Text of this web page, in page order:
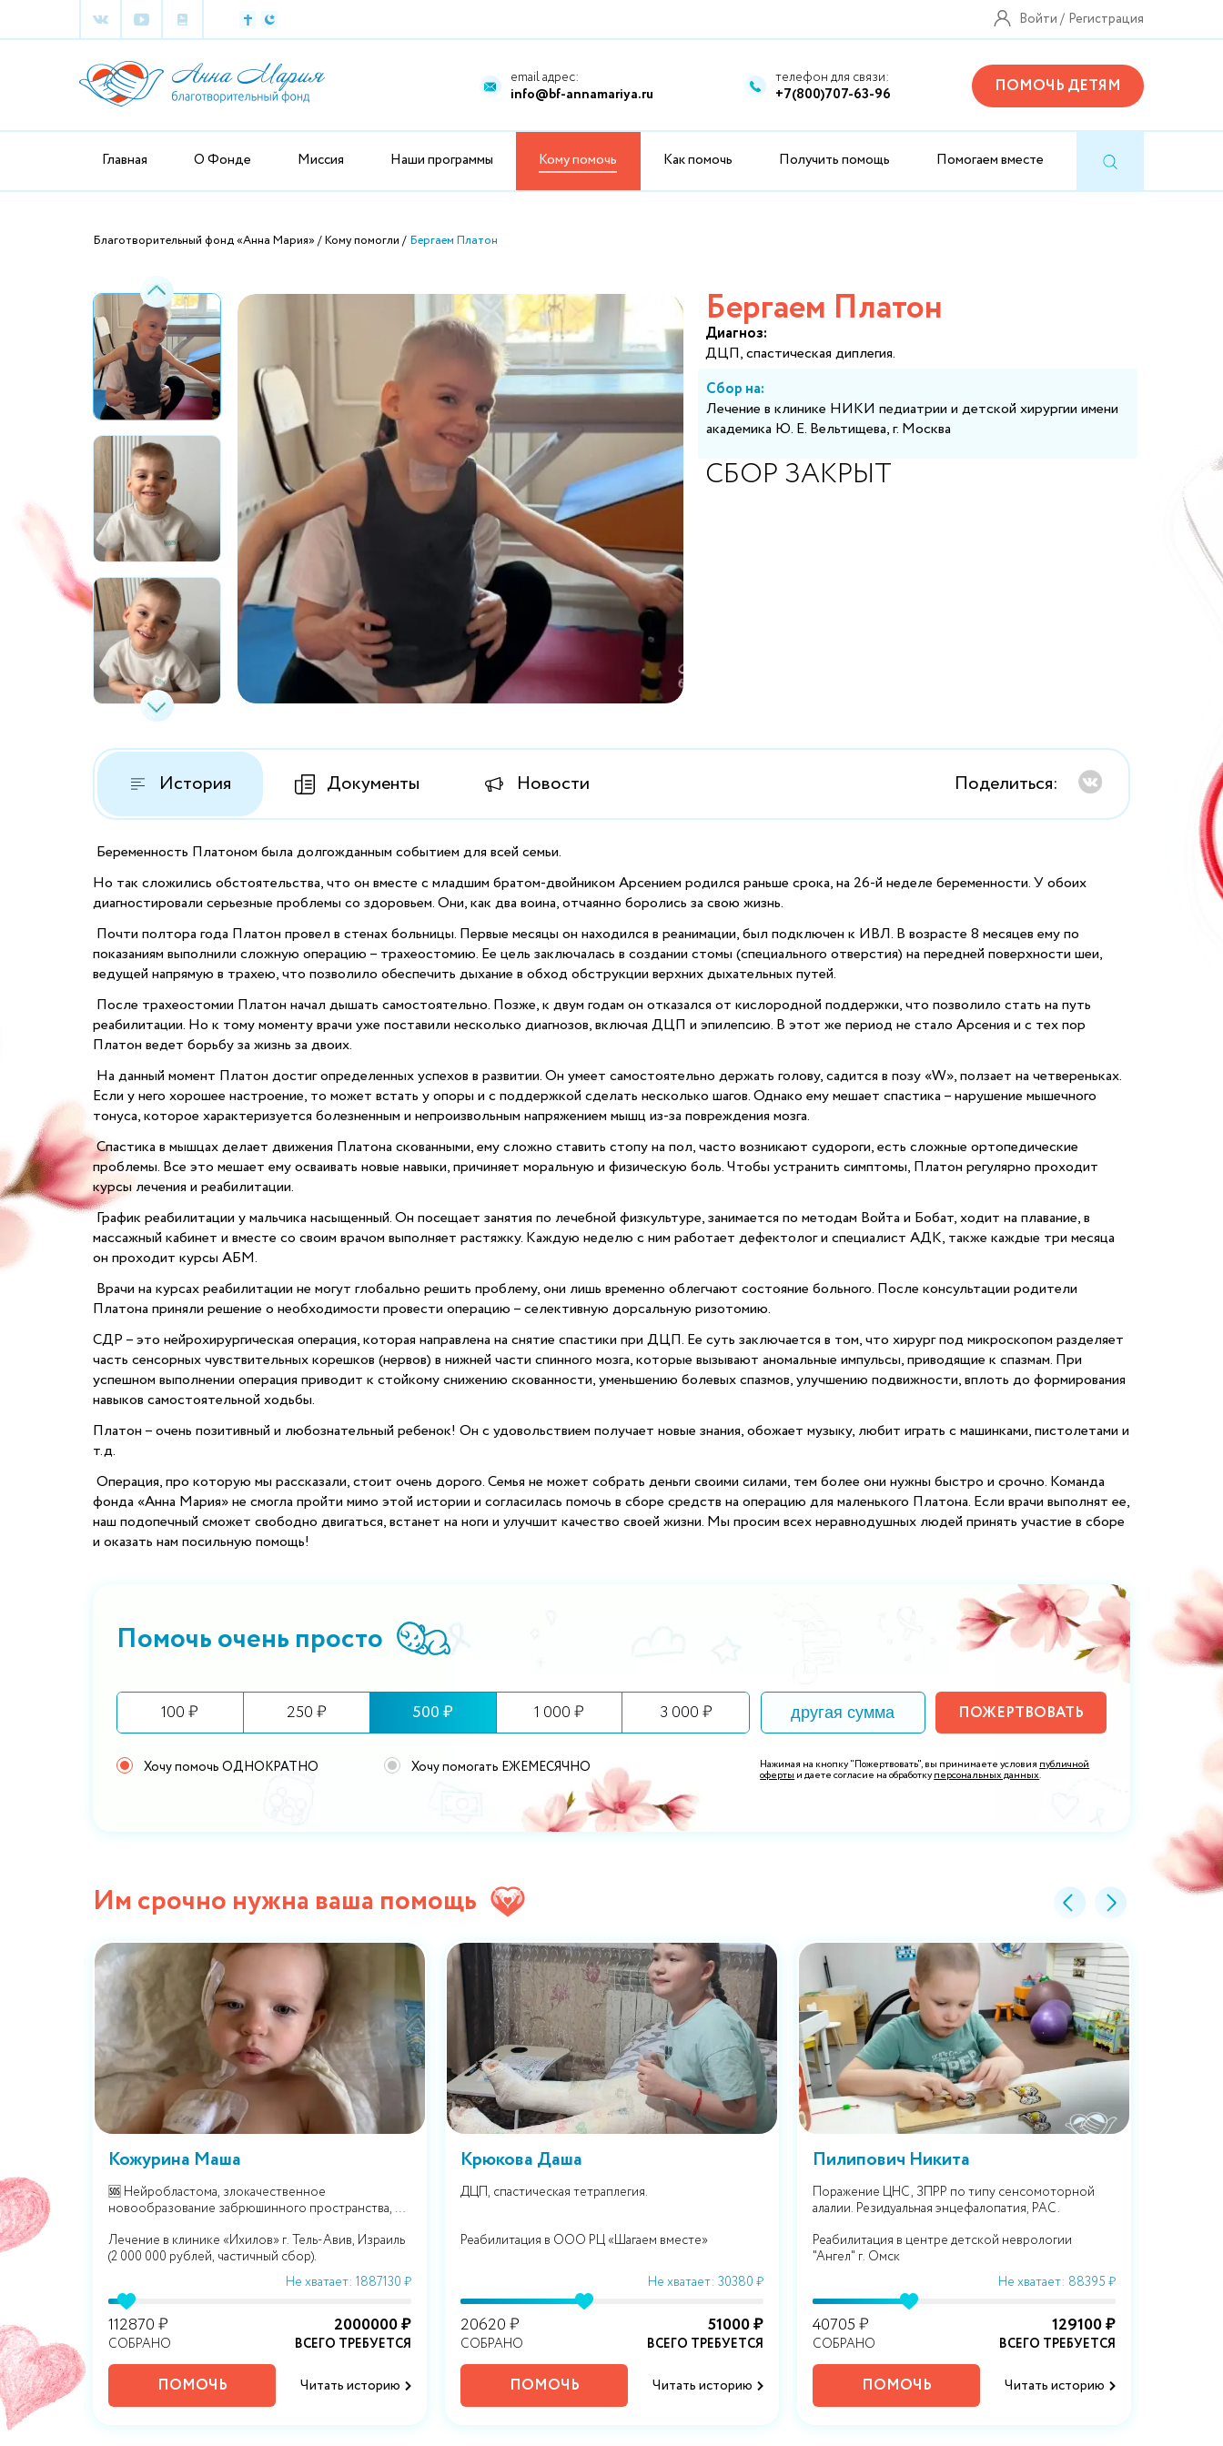
Войти Регистрация
email адрес:
info@bf-annamariya.ru
телефон для связи:
+7(800)707-63-96 ПОМОЧЬ ДЕТЯМ
Главная О Фонде Миссия Наши программы Кому помочь Как помочь Получить помощь Помогаем вместе
Благотворительный фонд «Анна Мария» Кому помогли Бергаем Платон
Бергаем Платон
Диагноз:
ДЦП, спастическая диплегия.
Сбор на:
Лечение в клинике НИКИ педиатрии и детской хирургии имени
академика Ю. Е. Вельтищева, г. Москва
СБОР ЗАКРЫТ
История Документы Новости Поделиться:
Беременность Платоном была долгожданным событием для всей семьи.
Но так сложились обстоятельства, что он вместе с младшим братом-двойником Арсением родился раньше срока, на 26-й неделе беременности. У обоих
диагностировали серьезные проблемы со здоровьем. Они, как два воина, отчаянно боролись за свою жизнь.
Почти полтора года Платон провел в стенах больницы. Первые месяцы он находился в реанимации, был подключен к ИВЛ. В возрасте 8 месяцев ему по
показаниям выполнили сложную операцию – трахеостомию. Ее цель заключалась в создании стомы (специального отверстия) на передней поверхности шеи,
ведущей напрямую в трахею, что позволило обеспечить дыхание в обход обструкции верхних дыхательных путей.
После трахеостомии Платон начал дышать самостоятельно. Позже, к двум годам он отказался от кислородной поддержки, что позволило стать на путь
реабилитации. Но к тому моменту врачи уже поставили несколько диагнозов, включая ДЦП и эпилепсию. В этот же период не стало Арсения и с тех пор
Платон ведет борьбу за жизнь за двоих.
На данный момент Платон достиг определенных успехов в развитии. Он умеет самостоятельно держать голову, садится в позу «W», ползает на четвереньках.
Если у него хорошее настроение, то может встать у опоры и с поддержкой сделать несколько шагов. Однако ему мешает спастика – нарушение мышечного
тонуса, которое характеризуется болезненным и непроизвольным напряжением мышц из-за повреждения мозга.
Спастика в мышцах делает движения Платона скованными, ему сложно ставить стопу на пол, часто возникают судороги, есть сложные ортопедические
проблемы. Все это мешает ему осваивать новые навыки, причиняет моральную и физическую боль. Чтобы устранить симптомы, Платон регулярно проходит
курсы лечения и реабилитации.
График реабилитации у мальчика насыщенный. Он посещает занятия по лечебной физкультуре, занимается по методам Войта и Бобат, ходит на плавание, в
массажный кабинет и вместе со своим врачом выполняет растяжку. Каждую неделю с ним работает дефектолог и специалист АДК, также каждые три месяца
он проходит курсы АБМ.
Врачи на курсах реабилитации не могут глобально решить проблему, они лишь временно облегчают состояние больного. После консультации родители
Платона приняли решение о необходимости провести операцию – селективную дорсальную ризотомию.
СДР – это нейрохирургическая операция, которая направлена на снятие спастики при ДЦП. Ее суть заключается в том, что хирург под микроскопом разделяет
часть сенсорных чувствительных корешков (нервов) в нижней части спинного мозга, которые вызывают аномальные импульсы, приводящие к спазмам. При
успешном выполнении операция приводит к стойкому снижению скованности, уменьшению болевых спазмов, улучшению подвижности, вплоть до формирования
навыков самостоятельной ходьбы.
Платон – очень позитивный и любознательный ребенок! Он с удовольствием получает новые знания, обожает музыку, любит играть с машинками, пистолетами и
т.д.
Операция, про которую мы рассказали, стоит очень дорого. Семья не может собрать деньги своими силами, тем более они нужны быстро и срочно. Команда
фонда «Анна Мария» не смогла пройти мимо этой истории и согласилась помочь в сборе средств на операцию для маленького Платона. Если врачи выполнят ее,
наш подопечный сможет свободно двигаться, встанет на ноги и улучшит качество своей жизни. Мы просим всех неравнодушных людей принять участие в сборе
и оказать нам посильную помощь!
Помочь очень просто
100 ₽ 250 ₽ 500 ₽ 1 000 ₽ 3 000 ₽ ПОЖЕРТВОВАТЬ
Хочу помочь ОДНОКРАТНО Хочу помогать ЕЖЕМЕСЯЧНО Нажимая на кнопку "Пожертвовать", вы принимаете условия публичной
оферты и даете согласие на обработкуперсональных данных.
Им срочно нужна ваша помощь
000
₽
Кожурина Маша
🆘 Нейробластома, злокачественное
новообразование забрюшинного пространства, 4
Лечение в клинике «Ихилов» г. Тель-Авив, Израиль
(2 000 000 рублей, частичный сбор).
Не хватает: 1887130 ₽
112870 ₽
СОБРАНО
2000000 ₽
ВСЕГО ТРЕБУЕТСЯ
ПОМОЧЬ Читать историю
Крюкова Даша
ДЦП, спастическая тетраплегия.
Реабилитация в ООО РЦ «Шагаем вместе»
Не хватает: 30380 ₽
20620 ₽
СОБРАНО
51000 ₽
ВСЕГО ТРЕБУЕТСЯ
ПОМОЧЬ Читать историю
Пилипович Никита
Поражение ЦНС, ЗПРР по типу сенсомоторной
алалии. Резидуальная энцефалопатия, РАС.
Реабилитация в центре детской неврологии
"Ангел" г. Омск
Не хватает: 88395 ₽
40705 ₽
СОБРАНО
129100 ₽
ВСЕГО ТРЕБУЕТСЯ
ПОМОЧЬ Читать историю